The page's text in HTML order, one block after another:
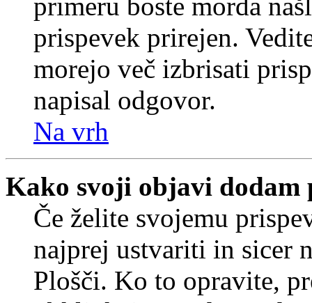
prispevek prirejen.
morejo več izbrisati
napisal odgovor.
Na vrh
Kako svoji objavi dodam
Če želite svojemu
najprej ustvariti in sicer
Plošči. Ko to opravite,